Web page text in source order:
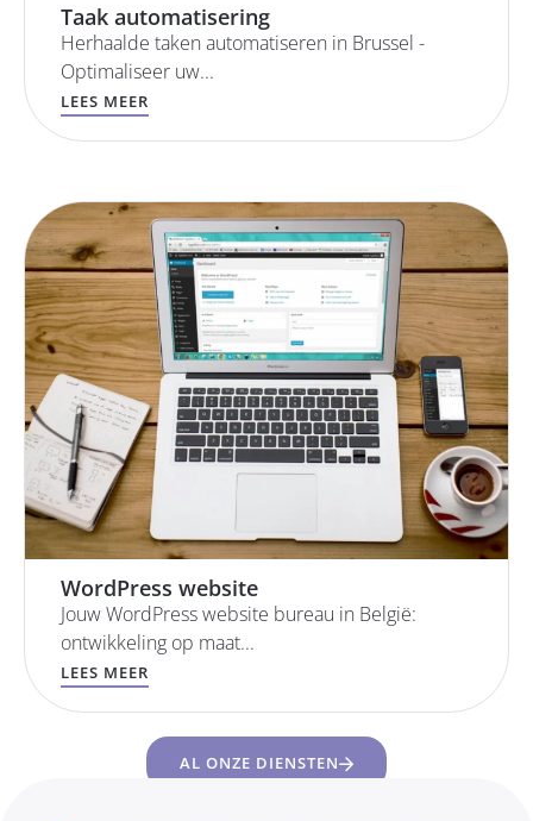
Taak automatisering
Herhaalde taken automatiseren in Brussel -
Optimaliseer uw...
LEES MEER
WordPress website
Jouw WordPress website bureau in België:
ontwikkeling op maat...
LEES MEER
AL ONZE DIENSTEN